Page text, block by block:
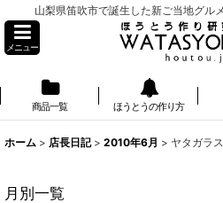
山梨県笛吹市で誕生した新ご当地グル
メニュー
商品一覧 ほうとうの作り方
ホーム > 店長日記 > 2010年6月 > ヤタガラス
月別一覧